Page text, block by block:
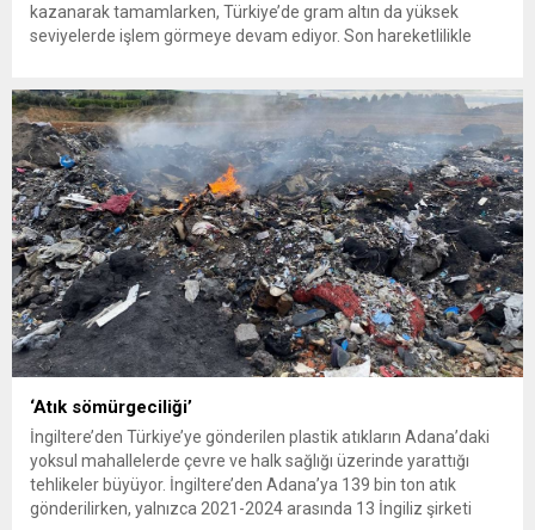
kazanarak tamamlarken, Türkiye’de gram altın da yüksek
seviyelerde işlem görmeye devam ediyor. Son hareketlilikle
yükselerek 4 bin...
‘Atık sömürgeciliği’
İngiltere’den Türkiye’ye gönderilen plastik atıkların Adana’daki
yoksul mahallelerde çevre ve halk sağlığı üzerinde yarattığı
tehlikeler büyüyor. İngiltere’den Adana’ya 139 bin ton atık
gönderilirken, yalnızca 2021-2024 arasında 13 İngiliz şirketi